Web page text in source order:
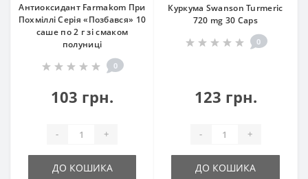
Антиоксидант Farmakom При
Похміллі Серія «Позбався» 10
саше по 2 г зі смаком
полуниці
0
103 грн.
- +
ДО КОШИКА
Куркума Swanson Turmeric
720 mg 30 Caps
0
123 грн.
- +
ДО КОШИКА